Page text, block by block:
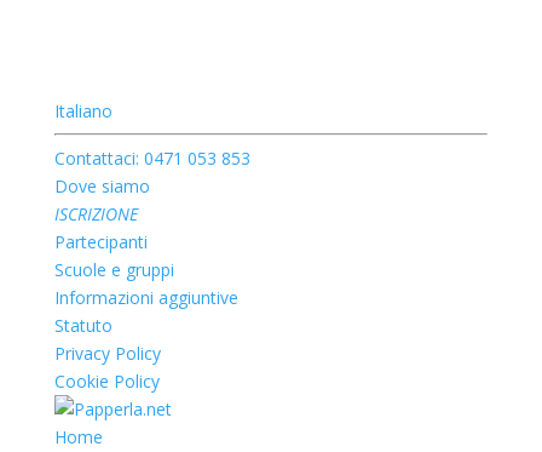
Italiano
Contattaci: 0471 053 853
Dove siamo
ISCRIZIONE
Partecipanti
Scuole e gruppi
Informazioni aggiuntive
Statuto
Privacy Policy
Cookie Policy
Home